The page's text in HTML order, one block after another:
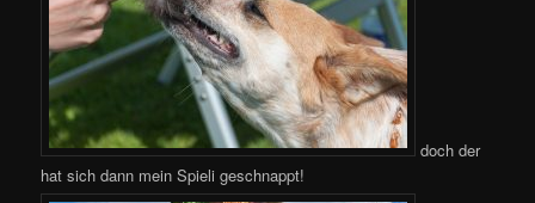
doch der
hat sich dann mein Spieli geschnappt!